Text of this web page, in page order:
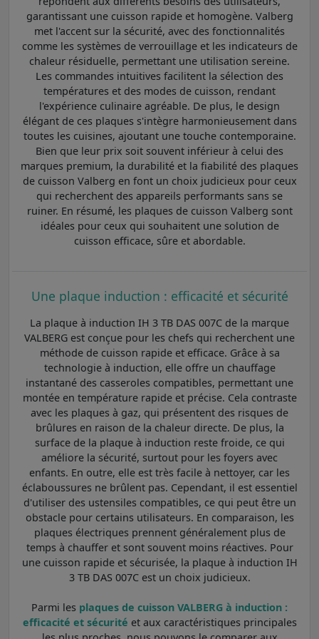
garantissant une cuisson rapide et homogène. Valberg
met l'accent sur la sécurité, avec des fonctionnalités
comme les systèmes de verrouillage et les indicateurs de
chaleur résiduelle, permettant une utilisation sereine.
Les commandes intuitives facilitent la sélection des
températures et des modes de cuisson, rendant
l'expérience culinaire agréable. De plus, le design
élégant de ces plaques s'intègre harmonieusement dans
toutes les cuisines, ajoutant une touche contemporaine.
Bien que leur prix soit souvent inférieur à celui des
marques premium, la durabilité et la fiabilité des plaques
de cuisson Valberg en font un choix judicieux pour ceux
qui recherchent des appareils performants sans se
ruiner. En résumé, les plaques de cuisson Valberg sont
idéales pour ceux qui souhaitent une solution de
cuisson efficace, sûre et abordable.
Une plaque induction : efficacité et sécurité
La plaque à induction IH 3 TB DAS 007C de la marque
VALBERG est conçue pour les chefs qui recherchent une
méthode de cuisson rapide et efficace. Grâce à sa
technologie à induction, elle offre un chauffage
instantané des casseroles compatibles, permettant une
montée en température rapide et précise. Cela contraste
avec les plaques à gaz, qui présentent des risques de
brûlures en raison de la chaleur directe. De plus, la
surface de la plaque à induction reste froide, ce qui
améliore la sécurité, surtout pour les foyers avec
enfants. En outre, elle est très facile à nettoyer, car les
éclaboussures ne brûlent pas. Cependant, il est essentiel
d'utiliser des ustensiles compatibles, ce qui peut être un
obstacle pour certains utilisateurs. En comparaison, les
plaques électriques prennent généralement plus de
temps à chauffer et sont souvent moins réactives. Pour
une cuisson rapide et sécurisée, la plaque à induction IH
3 TB DAS 007C est un choix judicieux.
Parmi les plaques de cuisson VALBERG à induction :
efficacité et sécurité et aux caractéristiques principales